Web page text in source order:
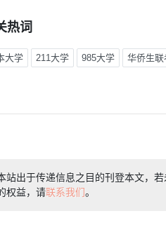
热词
大学 211大学 985大学 华侨生联
站出于传递信息之目的刊登本文，
权益，请联系我们。